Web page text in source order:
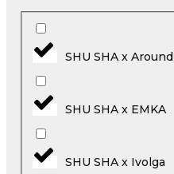
SHU SHA x Around
SHU SHA x EMKA
SHU SHA x Ivolga